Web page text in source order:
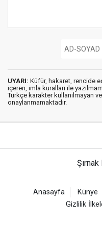
UYARI: Küfür, hakaret, rencide
içeren, imla kuralları ile
Türkçe karakter kullanılmayan
onaylanmamaktadır.
Anasayfa Künye
Gizlilik